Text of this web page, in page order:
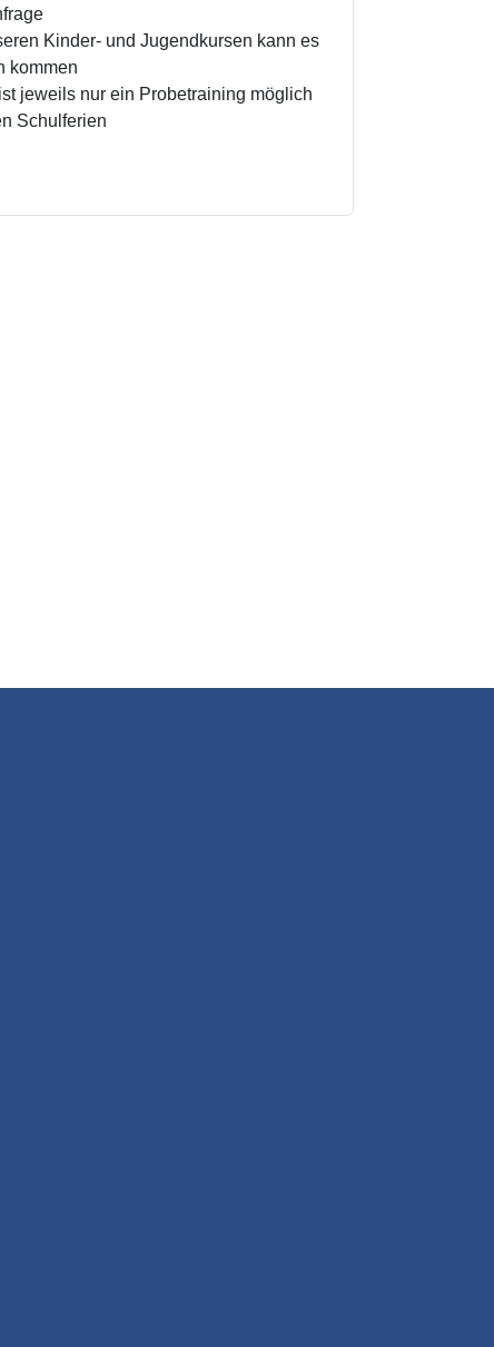
Kinder- und Jugendkursen kann es
kommen
jeweils nur ein Probetraining möglich
Schulferien